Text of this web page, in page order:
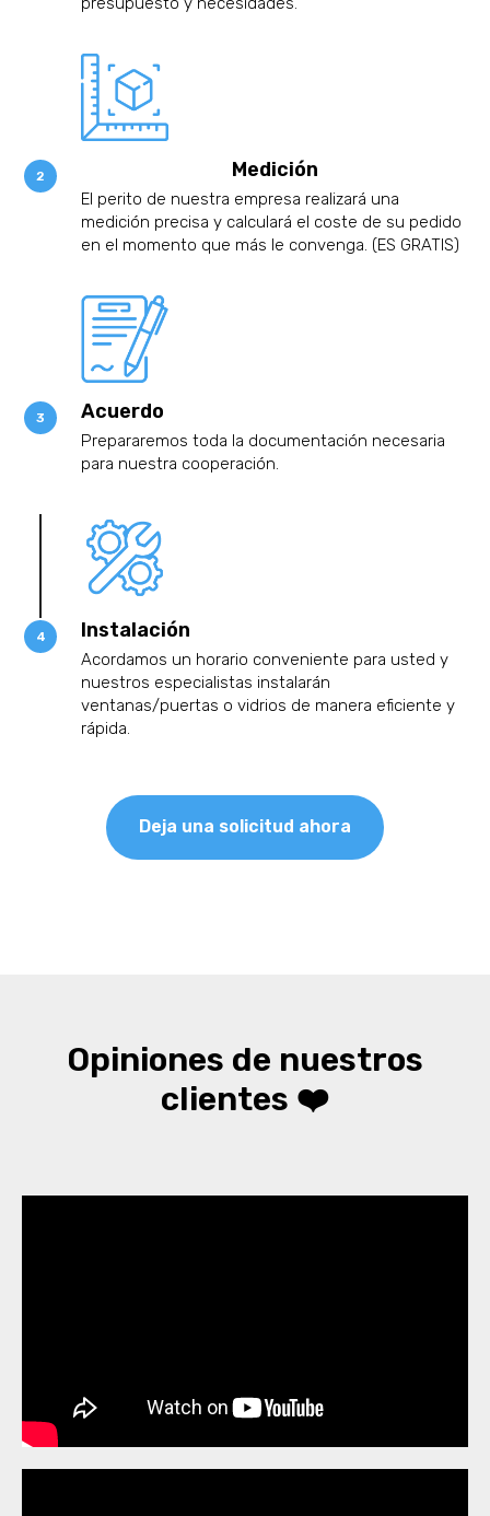
Medición
El perito de nuestra empresa realizará una
medición precisa y calculará el coste de su pedido
en el momento que más le convenga. (ES GRATIS)
Acuerdo
Prepararemos toda la documentación necesaria
para nuestra cooperación.
Instalación
Acordamos un horario conveniente para usted y
nuestros especialistas instalarán
ventanas/puertas o vidrios de manera eficiente y
rápida.
Deja una solicitud ahora
Opiniones de nuestros
clientes ❤️